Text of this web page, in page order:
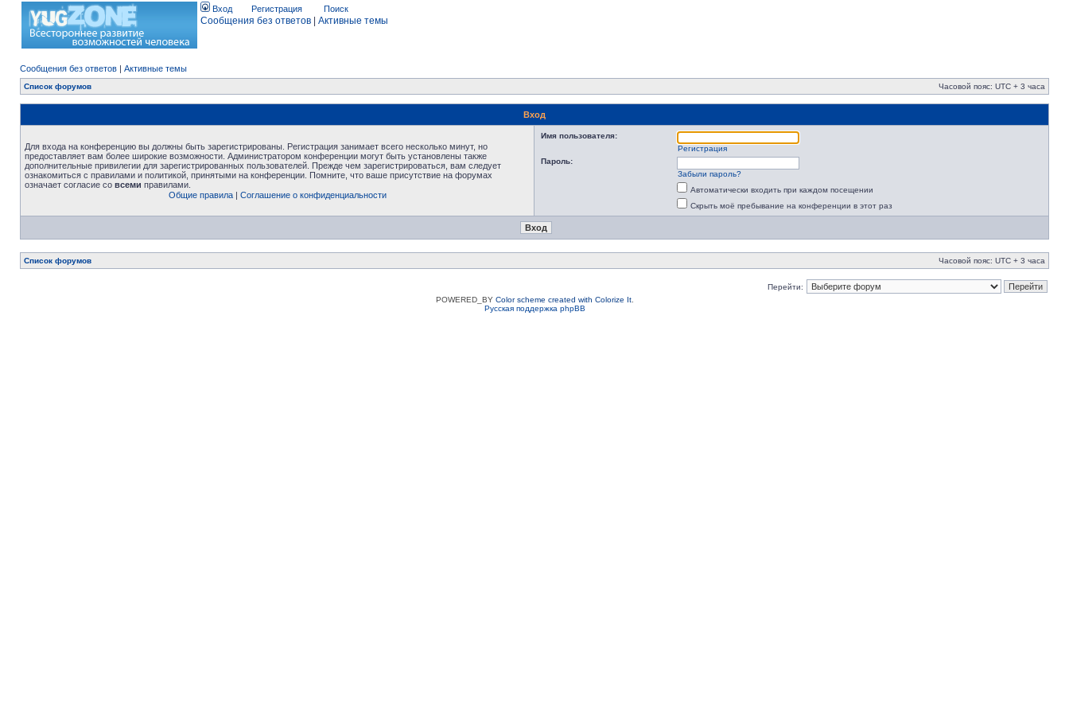
Вход Регистрация Поиск
Сообщения без ответов Активные темы
Сообщения без ответов | Активные темы
Список форумов Часовой пояс: UTC + 3 часа
Вход
Для входа на конференцию вы должны быть зарегистрированы. Регистрация занимает всего несколько минут, но
предоставляет вам более широкие возможности. Администратором конференции могут быть установлены также
дополнительные привилегии для зарегистрированных пользователей. Прежде чем зарегистрироваться, вам следует
ознакомиться с правилами и политикой, принятыми на конференции. Помните, что ваше присутствие на форумах
означает согласие со всеми правилами.
Общие правила| Соглашение о конфиденциальности
Имя пользователя:
Регистрация
Пароль:
Забыли пароль?
Автоматически входить при каждом посещении
Скрыть моё пребывание на конференции в этот раз
Список форумов Часовой пояс: UTC + 3 часа
Перейти:
POWERED_BY Color scheme created with Colorize It.
Русская поддержка phpBB